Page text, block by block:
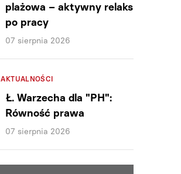
plażowa – aktywny relaks
po pracy
07 sierpnia 2026
AKTUALNOŚCI
Ł. Warzecha dla "PH":
Równość prawa
07 sierpnia 2026